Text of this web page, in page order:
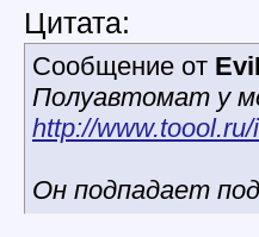
Цитата:
Сообщение от
Полуавтомат у
http://
Он подпадает